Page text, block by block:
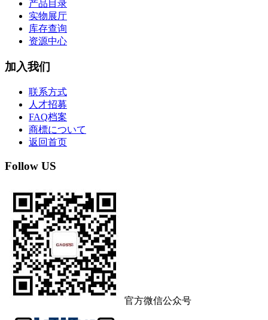
产品目录
实物展厅
库存查询
资源中心
加入我们
联系方式
人才招募
FAQ档案
商標について
返回首页
Follow US
官方微信公众号